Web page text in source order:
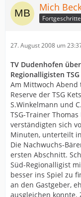
Mich
27. August 2008 um
TV Dudenhofen
Regionalligisten
Am Mittwoch Abend
Reserve der TSG
S.Winkelmann und
TSG-Trainer
verständigten sich
Minuten, unterteilt
Die Nachwuchs-
ersten Abschnitt.
Süd-Regionalligist
besser ins Spiel zu
an den Gastgeber,
ausgleichen konnte.